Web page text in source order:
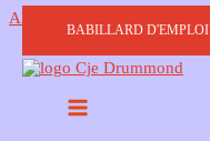
Aller au contenu
BABILLARD D'EMPLOI